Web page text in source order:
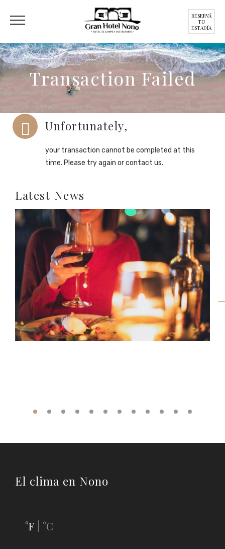
RESERVÁ
TU
ESTADÍA
Transaction Failed
Unfortunately,
your transaction cannot be completed at this
time. Please try again or contact us.
Latest News
El clima en Nono
°F °C